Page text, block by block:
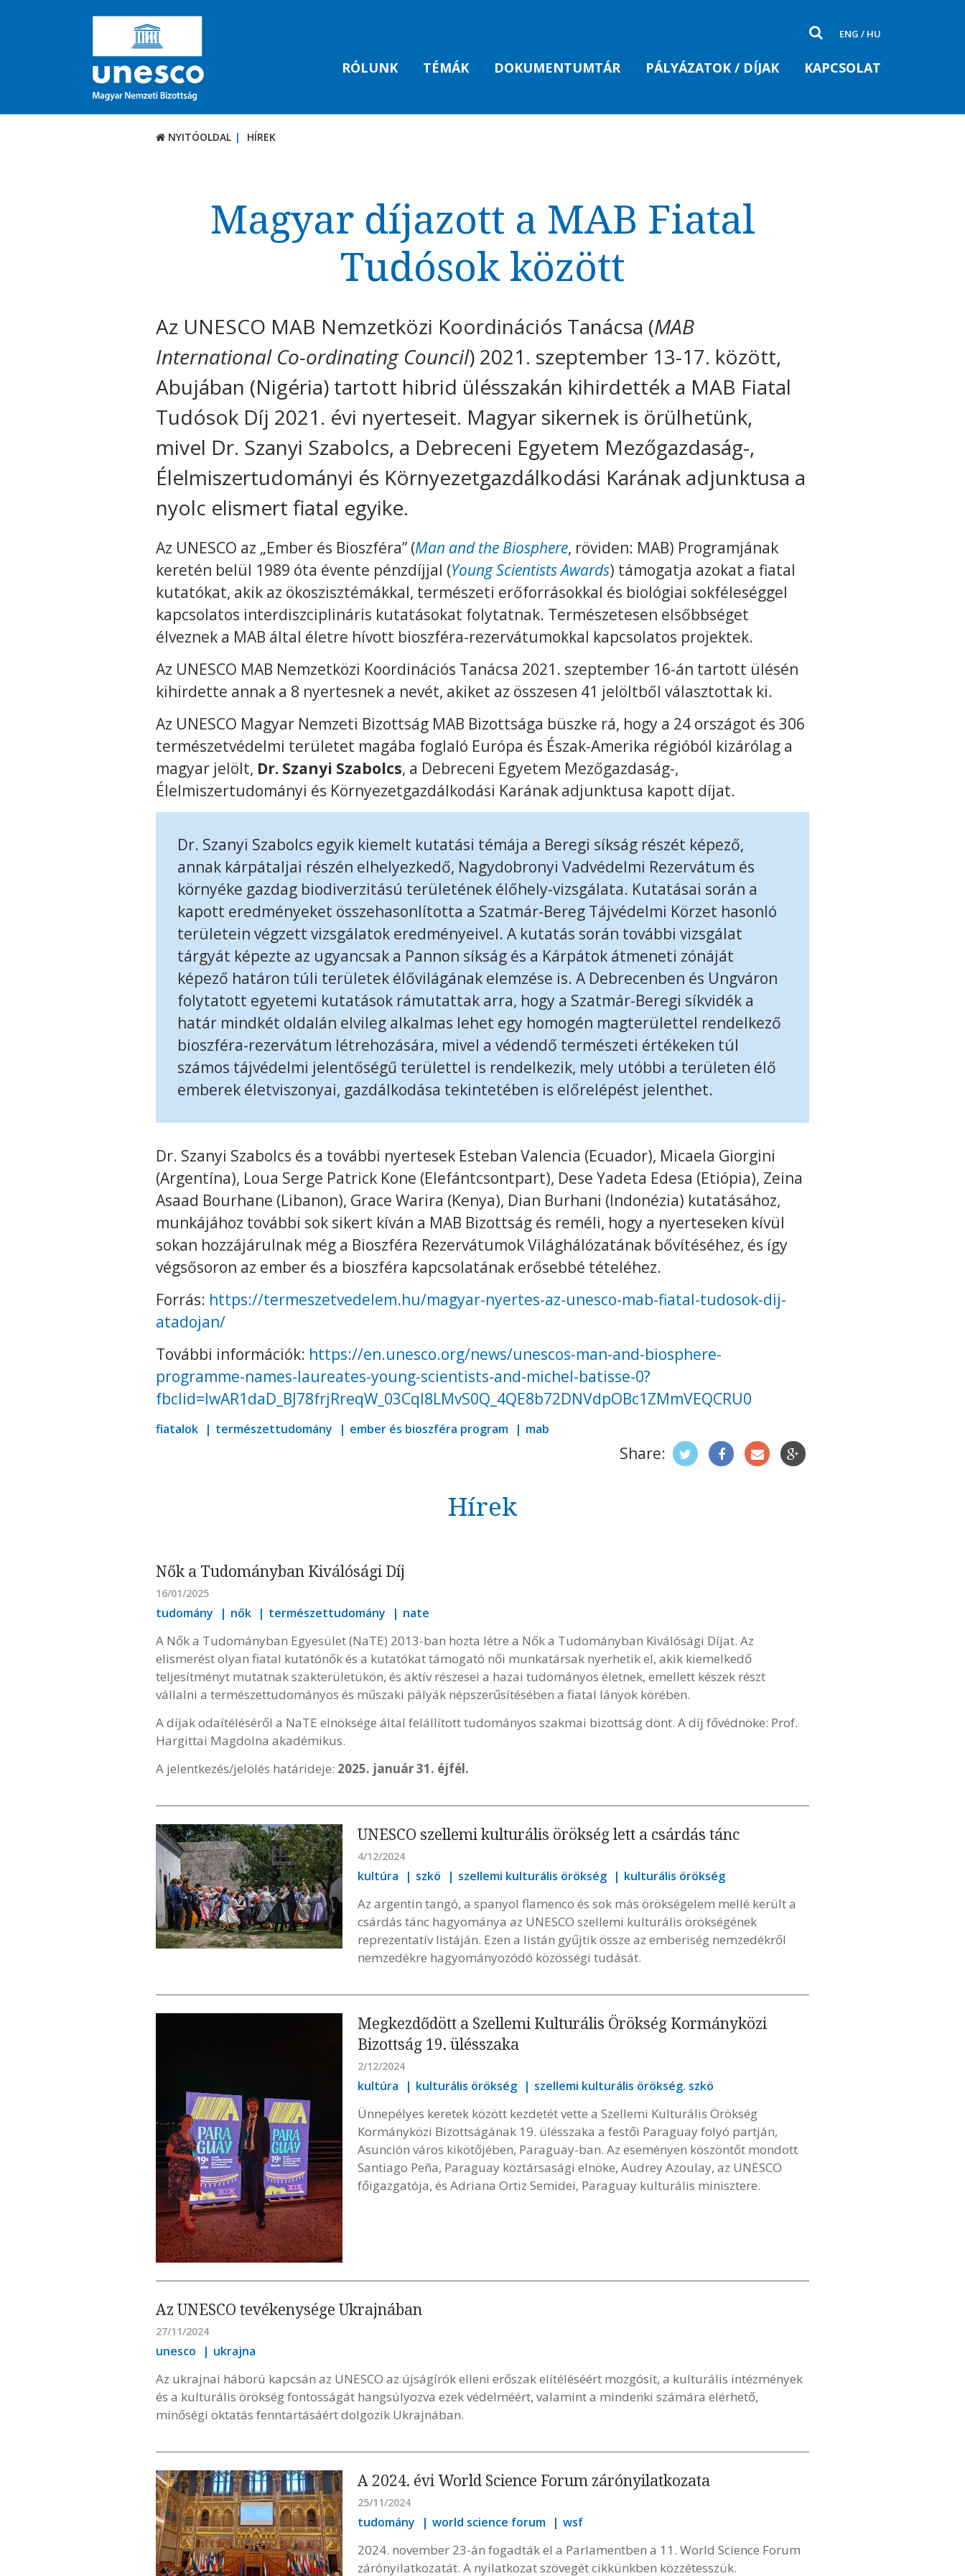
ENG / HU
RÓLUNK TÉMÁK DOKUMENTUMTÁR PÁLYÁZATOK / DÍJAK KAPCSOLAT
NYITÓOLDAL HÍREK
Magyar díjazott a MAB Fiatal
Tudósok között
Az UNESCO MAB Nemzetközi Koordinációs Tanácsa (MAB
International Co-ordinating Council) 2021. szeptember 13-17. között,
Abujában (Nigéria) tartott hibrid ülésszakán kihirdették a MAB Fiatal
Tudósok Díj 2021. évi nyerteseit. Magyar sikernek is örülhetünk,
mivel Dr. Szanyi Szabolcs, a Debreceni Egyetem Mezőgazdaság-,
Élelmiszertudományi és Környezetgazdálkodási Karának adjunktusa a
nyolc elismert fiatal egyike.
Az UNESCO az „Ember és Bioszféra” (Man and the Biosphere, röviden: MAB) Programjának
keretén belül 1989 óta évente pénzdíjjal (Young Scientists Awards) támogatja azokat a fiatal
kutatókat, akik az ökoszisztémákkal, természeti erőforrásokkal és biológiai sokféleséggel
kapcsolatos interdiszciplináris kutatásokat folytatnak. Természetesen elsőbbséget
élveznek a MAB által életre hívott bioszféra-rezervátumokkal kapcsolatos projektek.
Az UNESCO MAB Nemzetközi Koordinációs Tanácsa 2021. szeptember 16-án tartott ülésén
kihirdette annak a 8 nyertesnek a nevét, akiket az összesen 41 jelöltből választottak ki.
Az UNESCO Magyar Nemzeti Bizottság MAB Bizottsága büszke rá, hogy a 24 országot és 306
természetvédelmi területet magába foglaló Európa és Észak-Amerika régióból kizárólag a
magyar jelölt, Dr. Szanyi Szabolcs, a Debreceni Egyetem Mezőgazdaság-,
Élelmiszertudományi és Környezetgazdálkodási Karának adjunktusa kapott díjat.
Dr. Szanyi Szabolcs egyik kiemelt kutatási témája a Beregi síkság részét képező,
annak kárpátaljai részén elhelyezkedő, Nagydobronyi Vadvédelmi Rezervátum és
környéke gazdag biodiverzitású területének élőhely-vizsgálata. Kutatásai során a
kapott eredményeket összehasonlította a Szatmár-Bereg Tájvédelmi Körzet hasonló
területein végzett vizsgálatok eredményeivel. A kutatás során további vizsgálat
tárgyát képezte az ugyancsak a Pannon síkság és a Kárpátok átmeneti zónáját
képező határon túli területek élővilágának elemzése is. A Debrecenben és Ungváron
folytatott egyetemi kutatások rámutattak arra, hogy a Szatmár-Beregi síkvidék a
határ mindkét oldalán elvileg alkalmas lehet egy homogén magterülettel rendelkező
bioszféra-rezervátum létrehozására, mivel a védendő természeti értékeken túl
számos tájvédelmi jelentőségű területtel is rendelkezik, mely utóbbi a területen élő
emberek életviszonyai, gazdálkodása tekintetében is előrelépést jelenthet.
Dr. Szanyi Szabolcs és a további nyertesek Esteban Valencia (Ecuador), Micaela Giorgini
(Argentína), Loua Serge Patrick Kone (Elefántcsontpart), Dese Yadeta Edesa (Etiópia), Zeina
Asaad Bourhane (Libanon), Grace Warira (Kenya), Dian Burhani (Indonézia) kutatásához,
munkájához további sok sikert kíván a MAB Bizottság és reméli, hogy a nyerteseken kívül
sokan hozzájárulnak még a Bioszféra Rezervátumok Világhálózatának bővítéséhez, és így
végsősoron az ember és a bioszféra kapcsolatának erősebbé tételéhez.
Forrás: https://termeszetvedelem.hu/magyar-nyertes-az-unesco-mab-fiatal-tudosok-dij-
atadojan/
További információk: https://en.unesco.org/news/unescos-man-and-biosphere-
programme-names-laureates-young-scientists-and-michel-batisse-0?
fbclid=IwAR1daD_BJ78frjRreqW_03Cql8LMvS0Q_4QE8b72DNVdpOBc1ZMmVEQCRU0
fiatalok természettudomány ember és bioszféra program mab
Share:
Hírek
Nők a Tudományban Kiválósági Díj
16/01/2025
tudomány nők természettudomány nate
A Nők a Tudományban Egyesület (NaTE) 2013-ban hozta létre a Nők a Tudományban Kiválósági Díjat. Az
elismerést olyan fiatal kutatónők és a kutatókat támogató női munkatársak nyerhetik el, akik kiemelkedő
teljesítményt mutatnak szakterületükön, és aktív részesei a hazai tudományos életnek, emellett készek részt
vállalni a természettudományos és műszaki pályák népszerűsítésében a fiatal lányok körében.
A díjak odaítéléséről a NaTE elnöksége által felállított tudományos szakmai bizottság dönt. A díj fővédnöke: Prof.
Hargittai Magdolna akadémikus.
A jelentkezés/jelölés határideje: 2025. január 31. éjfél.
UNESCO szellemi kulturális örökség lett a csárdás tánc
4/12/2024
kultúra szkö szellemi kulturális örökség kulturális örökség
Az argentin tangó, a spanyol flamenco és sok más örökségelem mellé került a
csárdás tánc hagyománya az UNESCO szellemi kulturális örökségének
reprezentatív listáján. Ezen a listán gyűjtik össze az emberiség nemzedékről
nemzedékre hagyományozódó közösségi tudását.
Megkezdődött a Szellemi Kulturális Örökség Kormányközi
Bizottság 19. ülésszaka
2/12/2024
kultúra kulturális örökség szellemi kulturális örökség. szkö
Ünnepélyes keretek között kezdetét vette a Szellemi Kulturális Örökség
Kormányközi Bizottságának 19. ülésszaka a festői Paraguay folyó partján,
Asunción város kikötőjében, Paraguay-ban. Az eseményen köszöntőt mondott
Santiago Peña, Paraguay köztársasági elnöke, Audrey Azoulay, az UNESCO
főigazgatója, és Adriana Ortiz Semidei, Paraguay kulturális minisztere.
Az UNESCO tevékenysége Ukrajnában
27/11/2024
unesco ukrajna
Az ukrajnai háború kapcsán az UNESCO az újságírók elleni erőszak elítéléséért mozgósít, a kulturális intézmények
és a kulturális örökség fontosságát hangsúlyozva ezek védelméért, valamint a mindenki számára elérhető,
minőségi oktatás fenntartásáért dolgozik Ukrajnában.
A 2024. évi World Science Forum zárónyilatkozata
25/11/2024
tudomány world science forum wsf
2024. november 23-án fogadták el a Parlamentben a 11. World Science Forum
zárónyilatkozatát. A nyilatkozat szövegét cikkünkben közzétesszük.